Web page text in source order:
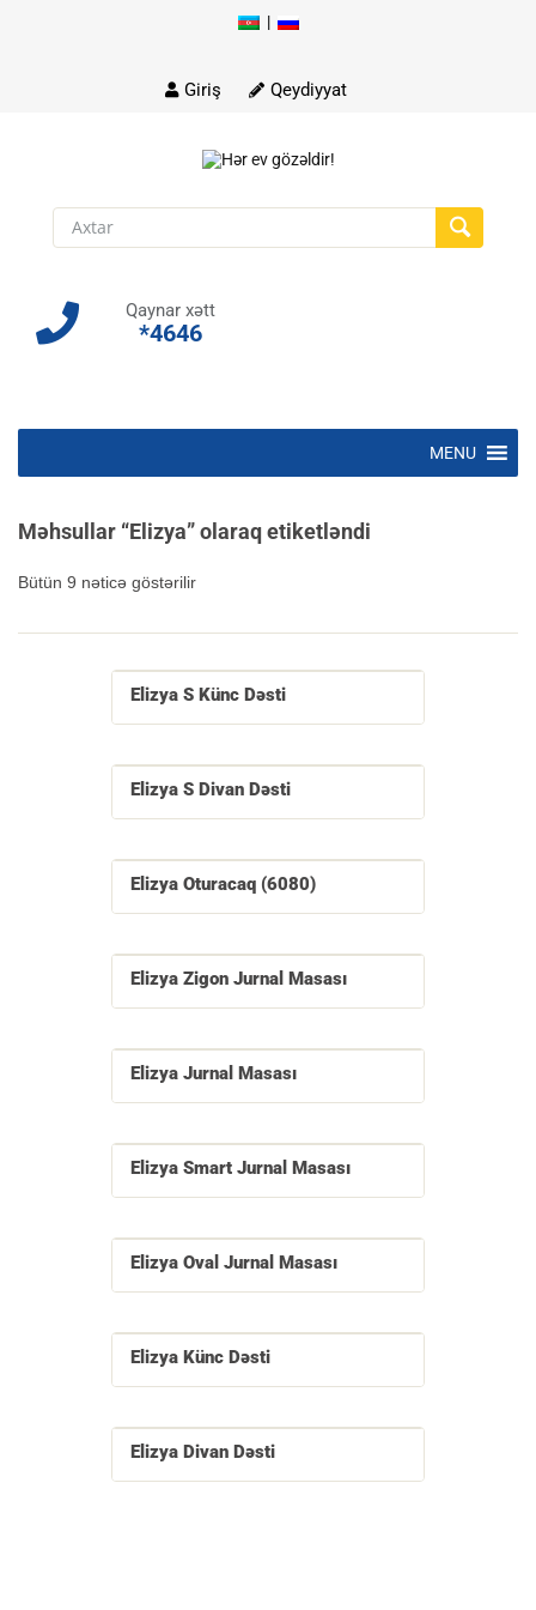
|
content
Giriş Qeydiyyat
Qaynar xətt
*4646
Skip
content
MENU
Məhsullar “Elizya” olaraq etiketləndi
Bütün 9 nəticə göstərilir
Elizya S Künc Dəsti
Elizya S Divan Dəsti
Elizya Oturacaq (6080)
Elizya Zigon Jurnal Masası
Elizya Jurnal Masası
Elizya Smart Jurnal Masası
Elizya Oval Jurnal Masası
Elizya Künc Dəsti
Elizya Divan Dəsti